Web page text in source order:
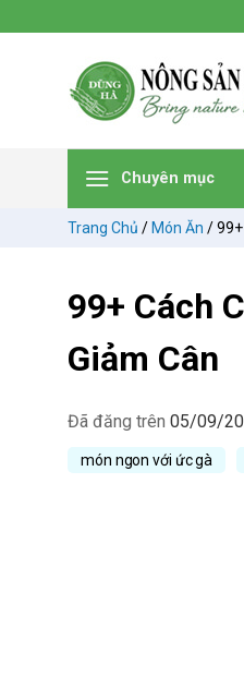
đến
Chuyên mục
Trang Chủ / Món Ăn /
99+ Cách
Giảm Cân
Đã đăng trên 05/09/
món ngon với ức gà